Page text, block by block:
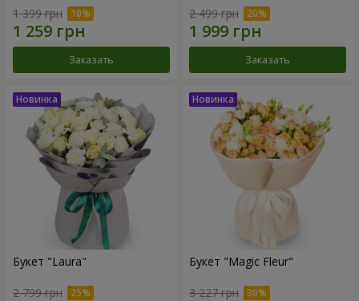
1 399 грн
Заказать
2 499 грн
Заказать
Букет "Laura"
2 799 грн
Букет "Magic Fleur"
3 227 грн